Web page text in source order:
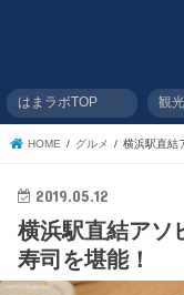
はまラボTOP 観光
HOME グルメ 横浜駅直結
2019.05.12
横浜駅直結アソ
寿司を堪能！